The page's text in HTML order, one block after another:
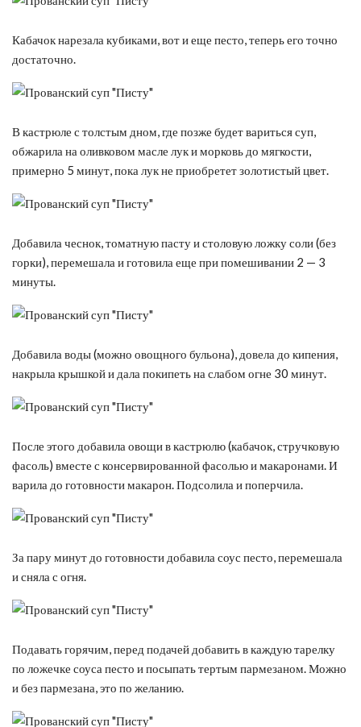
Кабачок нарезала кубиками, вот и еще песто, теперь его точно
достаточно.
В кастрюле с толстым дном, где позже будет вариться суп,
обжарила на оливковом масле лук и морковь до мягкости,
примерно 5 минут, пока лук не приобретет золотистый цвет.
Добавила чеснок, томатную пасту и столовую ложку соли (без
горки), перемешала и готовила еще при помешивании 2 — 3
минуты.
Добавила воды (можно овощного бульона), довела до кипения,
накрыла крышкой и дала покипеть на слабом огне 30 минут.
После этого добавила овощи в кастрюлю (кабачок, стручковую
фасоль) вместе с консервированной фасолью и макаронами. И
варила до готовности макарон. Подсолила и поперчила.
За пару минут до готовности добавила соус песто, перемешала
и сняла с огня.
Подавать горячим, перед подачей добавить в каждую тарелку
по ложечке соуса песто и посыпать тертым пармезаном. Можно
и без пармезана, это по желанию.